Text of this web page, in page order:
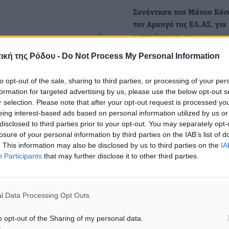
της Ρόδου - Do Not Process My Personal Information
opt-out of the sale, sharing to third parties, or processing of your
for targeted advertising by us, please use the below opt-out
selection. Please note that after your opt-out request is processed
interest-based ads based on personal information utilized by us
to third parties prior to your opt-out. You may separately
of your personal information by third parties on the IAB’s list of
This information may also be disclosed by us to third parties on the
Participants that may further disclose it to other third parties.
Data Processing Opt Outs
opt-out of the Sharing of my personal data.
μεταναστευτικού.
σύγχρονο κτίριο της
Πυροσβεστικής
προβλήματος
Ελληνικής Αστυνομίας
αναζήτησης
μας στο Google News ★ ↗
Συνάντηση του Μάνου
τον Αρχηγό της ΕΛ.ΑΣ. για
αστυνόμευση στις
Αστυνομίας,
Δημήτρη Μάλλιο,
Βουλευτής
Δωδεκανήσου, κ. Μάνος…
Προτάσεις του Μάνου
την ενίσχυση των
από το Βουλευτή
κ. Μάνο Κόνσολα, για…